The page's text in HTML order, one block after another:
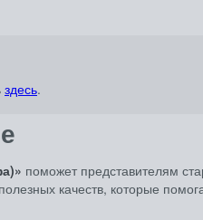
здесь.
поможет представителям
качеств, которые